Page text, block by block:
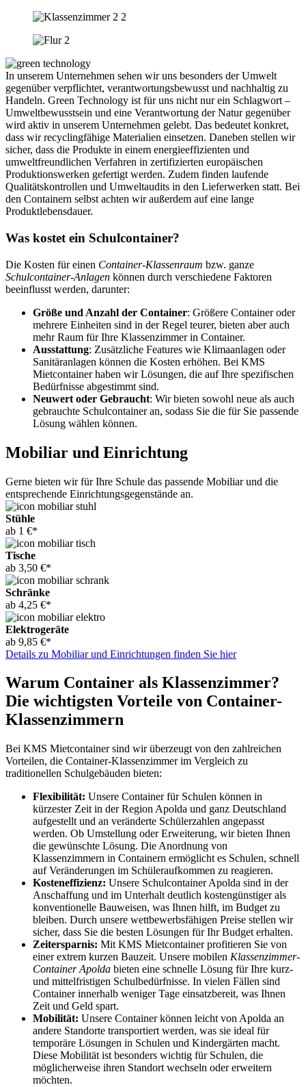
In unserem Unternehmen sehen wir uns besonders der Umwelt
gegenüber verpflichtet, verantwortungsbewusst und nachhaltig zu
Handeln. Green Technology ist für uns nicht nur ein Schlagwort –
Umweltbewusstsein und eine Verantwortung der Natur gegenüber
wird aktiv in unserem Unternehmen gelebt. Das bedeutet konkret,
dass wir recyclingfähige Materialien einsetzen. Daneben stellen wir
sicher, dass die Produkte in einem energieeffizienten und
umweltfreundlichen Verfahren in zertifizierten europäischen
Produktionswerken gefertigt werden. Zudem finden laufende
Qualitätskontrollen und Umweltaudits in den Lieferwerken statt. Bei
den Containern selbst achten wir außerdem auf eine lange
Produktlebensdauer.
Was kostet ein Schulcontainer?
Die Kosten für einen Container-Klassenraum bzw. ganze
Schulcontainer-Anlagen können durch verschiedene Faktoren
beeinflusst werden, darunter:
Größe und Anzahl der Container: Größere Container oder
mehrere Einheiten sind in der Regel teurer, bieten aber auch
mehr Raum für Ihre Klassenzimmer in Container.
Ausstattung: Zusätzliche Features wie Klimaanlagen oder
Sanitäranlagen können die Kosten erhöhen. Bei KMS
Mietcontainer haben wir Lösungen, die auf Ihre spezifischen
Bedürfnisse abgestimmt sind.
Neuwert oder Gebraucht: Wir bieten sowohl neue als auch
gebrauchte Schulcontainer an, sodass Sie die für Sie passende
Lösung wählen können.
Mobiliar und Einrichtung
Gerne bieten wir für Ihre Schule das passende Mobiliar und die
entsprechende Einrichtungsgegenstände an.
Stühle
ab 1 €*
Tische
ab 3,50 €*
Schränke
ab 4,25 €*
Elektrogeräte
ab 9,85 €*
Details zu Mobiliar und Einrichtungen finden Sie hier
Warum Container als Klassenzimmer?
Die wichtigsten Vorteile von Container-
Klassenzimmern
Bei KMS Mietcontainer sind wir überzeugt von den zahlreichen
Vorteilen, die Container-Klassenzimmer im Vergleich zu
traditionellen Schulgebäuden bieten:
Flexibilität: Unsere Container für Schulen können in
kürzester Zeit in der Region Apolda und ganz Deutschland
aufgestellt und an veränderte Schülerzahlen angepasst
werden. Ob Umstellung oder Erweiterung, wir bieten Ihnen
die gewünschte Lösung. Die Anordnung von
Klassenzimmern in Containern ermöglicht es Schulen, schnell
auf Veränderungen im Schüleraufkommen zu reagieren.
Kosteneffizienz: Unsere Schulcontainer Apolda sind in der
Anschaffung und im Unterhalt deutlich kostengünstiger als
konventionelle Bauweisen, was Ihnen hilft, im Budget zu
bleiben. Durch unsere wettbewerbsfähigen Preise stellen wir
sicher, dass Sie die besten Lösungen für Ihr Budget erhalten.
Zeitersparnis: Mit KMS Mietcontainer profitieren Sie von
einer extrem kurzen Bauzeit. Unsere mobilen Klassenzimmer-
Container Apolda bieten eine schnelle Lösung für Ihre kurz-
und mittelfristigen Schulbedürfnisse. In vielen Fällen sind
Container innerhalb weniger Tage einsatzbereit, was Ihnen
Zeit und Geld spart.
Mobilität: Unsere Container können leicht von Apolda an
andere Standorte transportiert werden, was sie ideal für
temporäre Lösungen in Schulen und Kindergärten macht.
Diese Mobilität ist besonders wichtig für Schulen, die
möglicherweise ihren Standort wechseln oder erweitern
möchten.